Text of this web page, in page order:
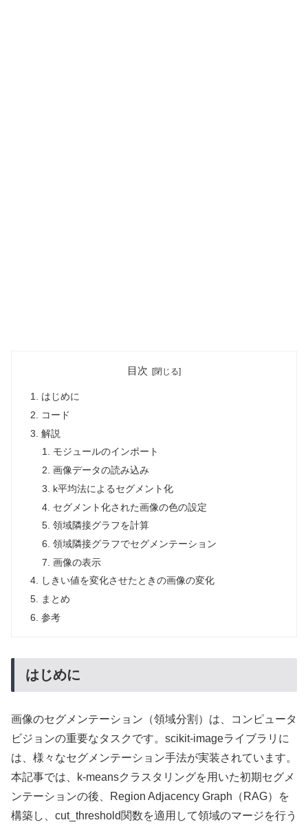
目次
はじめに
コード
解説
モジュールのインポート
画像データの読み込み
k平均法によるセグメント化
セグメント化された画像の色の設定
領域隣接グラフを計算
領域隣接グラフでセグメンテーション
画像の表示
しきい値を変化させたときの画像の変化
まとめ
参考
はじめに
画像のセグメンテーション（領域分割）は、コンピュータ
ビジョンの重要なタスクです。scikit-imageライブラリに
は、様々なセグメンテーション手法が実装されています。
本記事では、k-meansクラスタリングを用いた初期セグメ
ンテーションの後、Region Adjacency Graph（RAG）を
構築し、cut_threshold関数を適用して領域のマージを行う